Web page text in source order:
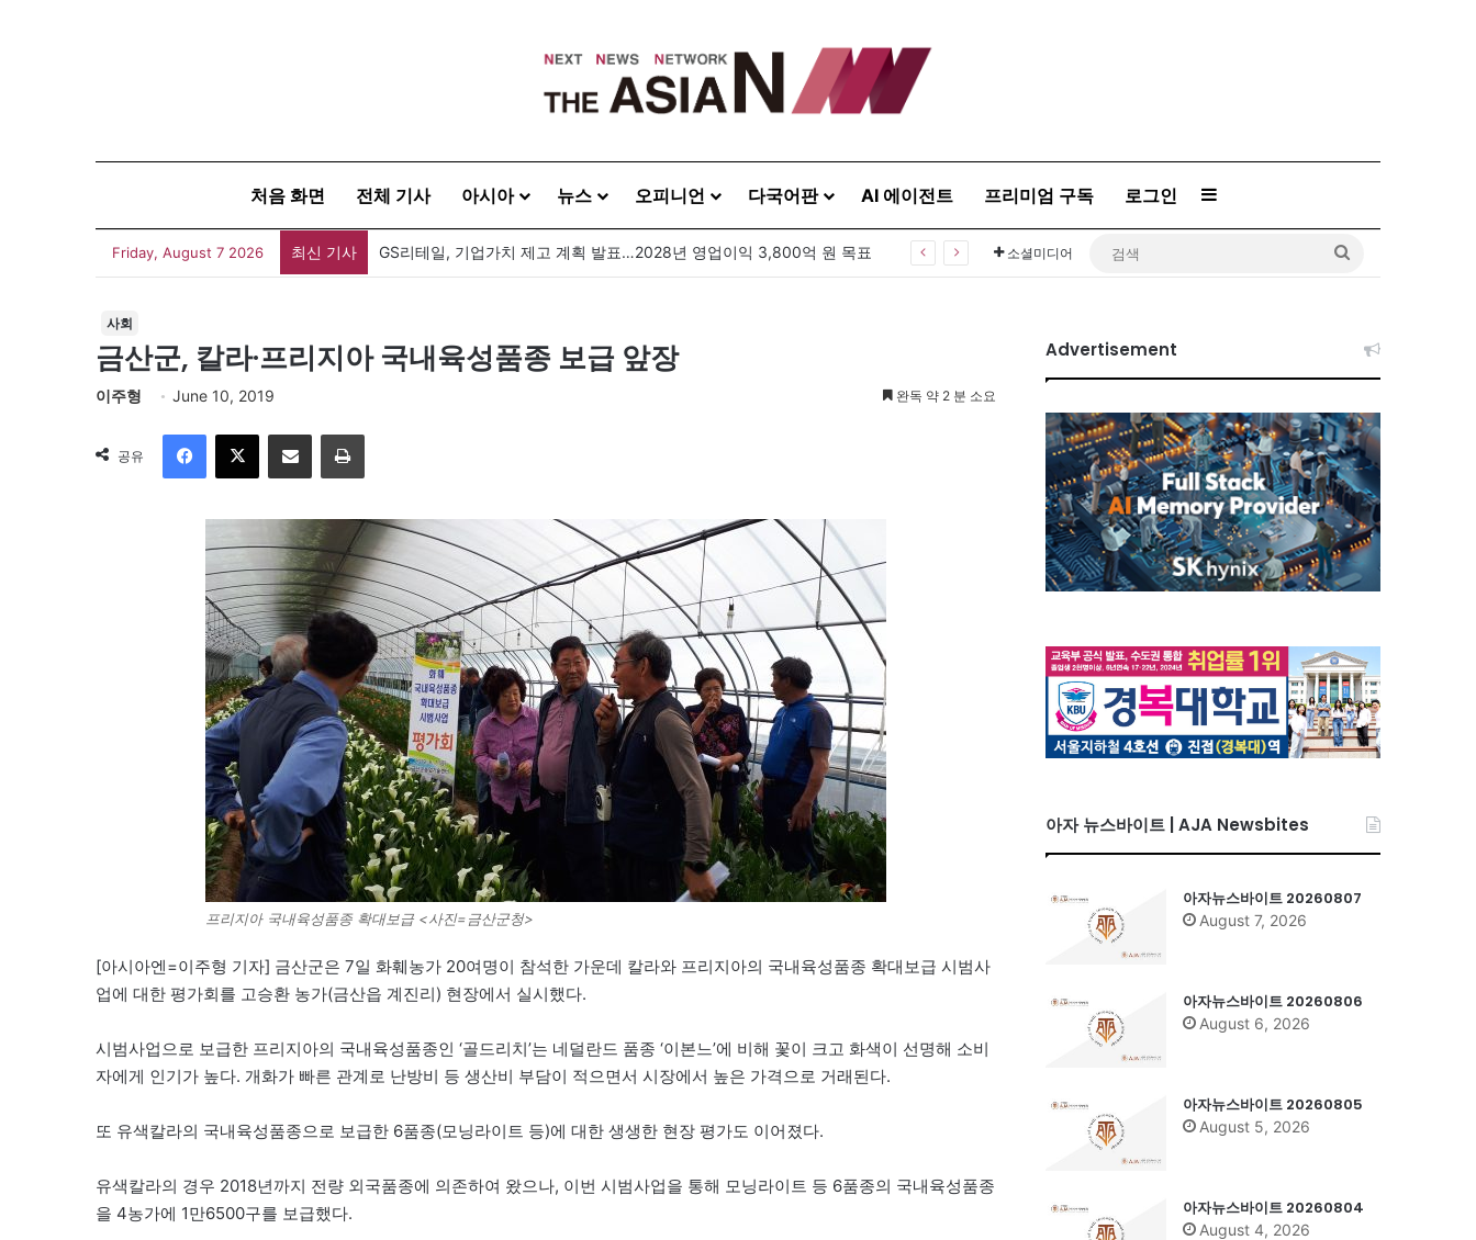
처음 화면 전체 기사 아시아 뉴스 오피니언 다국어판 AI 에이전트 프리미엄 구독 로그인 Sidebar
Friday, August 7 2026 최신 기사 GS리테일, 기업가치 제고 계획 발표…2028년 영업이익 3,800억 원 목표 소셜미디어
사회
금산군, 칼라·프리지아 국내육성품종 보급 앞장
이주형 June 10, 2019 완독 약 2 분 소요
공유
이메일
프리지아 국내육성품종 확대보급 <사진=금산군청>
[아시아엔=이주형 기자] 금산군은 7일 화훼농가 20여명이 참석한 가운데 칼라와 프리지아의 국내육성품종 확대보급 시범사
업에 대한 평가회를 고승환 농가(금산읍 계진리) 현장에서 실시했다.
시범사업으로 보급한 프리지아의 국내육성품종인 ‘골드리치’는 네덜란드 품종 ‘이본느’에 비해 꽃이 크고 화색이 선명해 소비
자에게 인기가 높다. 개화가 빠른 관계로 난방비 등 생산비 부담이 적으면서 시장에서 높은 가격으로 거래된다.
또 유색칼라의 국내육성품종으로 보급한 6품종(모닝라이트 등)에 대한 생생한 현장 평가도 이어졌다.
유색칼라의 경우 2018년까지 전량 외국품종에 의존하여 왔으나, 이번 시범사업을 통해 모닝라이트 등 6품종의 국내육성품종
을 4농가에 1만6500구를 보급했다.
Advertisement
아자 뉴스바이트 | AJA Newsbites
아자뉴스바이트 20260807
August 7, 2026
아자뉴스바이트 20260806
August 6, 2026
아자뉴스바이트 20260805
August 5, 2026
아자뉴스바이트 20260804
August 4, 2026